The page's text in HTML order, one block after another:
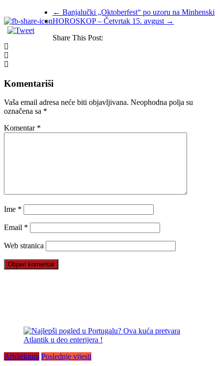
← Banjalučki „Oktoberfest“ po uzoru na Minhenski
HOROSKOP – Četvrtak 15. avgust →
Share This Post:
Komentariši
Vaša email adresa neće biti objavljivana. Neophodna polja su
označena sa *
Komentar *
Ime *
Email *
Web stranica
Arhitektura Poslednje vijesti